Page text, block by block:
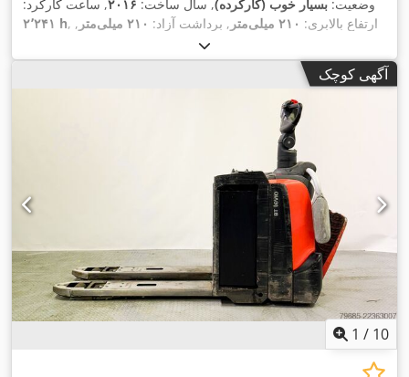
وضعیت: بسیار خوب (کارکرده), سال ساخت: ۲۰۱۶, ساعت کارکرد:
۲٬۲۴۱ h
, ارتفاع بالابری: ۲۱۰ میلی‌متر , برداشت آزاد: ۲۱۰ میلی‌متر
,
, طول شاخک‌ها:
۵۵۰ میلی‌متر
, ارتفاع کل:۱٬۳۰۰ میلی‌متر , رنگ:دیگر ,
آگهی کوچک
1 / 10